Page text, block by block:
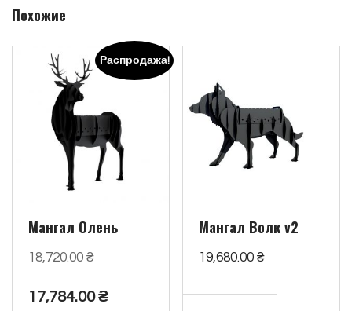
Похожие
Распродажа!
Мангал Олень
18,720.00₴
17,784.00₴
Мангал Волк v2
19,680.00₴